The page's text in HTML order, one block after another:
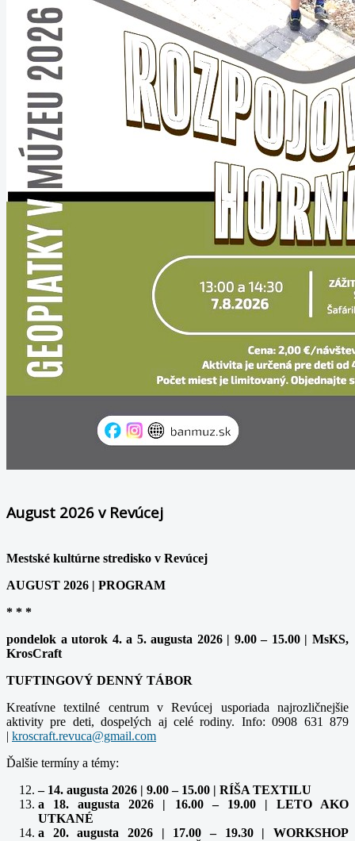
August 2026 v Revúcej
Mestské kultúrne stredisko v Revúcej
AUGUST 2026 | PROGRAM
* * *
pondelok a utorok 4. a 5. augusta 2026 | 9.00 – 15.00 | MsKS,
KrosCraft
TUFTINGOVÝ DENNÝ TÁBOR
Kreatívne textilné centrum v Revúcej usporiada najrozličnejšie
aktivity pre deti, dospelých aj celé rodiny. Info: 0908 631 879
| kroscraft.revuca@gmail.com
Ďalšie termíny a témy:
– 14. augusta 2026 | 9.00 – 15.00 | RÍŠA TEXTILU
a 18. augusta 2026 | 16.00 – 19.00 | LETO AKO
UTKANÉ
a 20. augusta 2026 | 17.00 – 19.30 | WORKSHOP